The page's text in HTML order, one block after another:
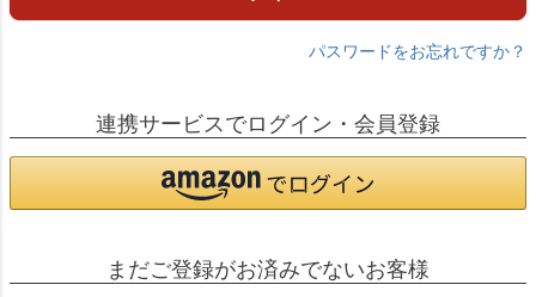
パスワードをお忘れですか？
連携サービスでログイン・会員登録
まだご登録がお済みでないお客様